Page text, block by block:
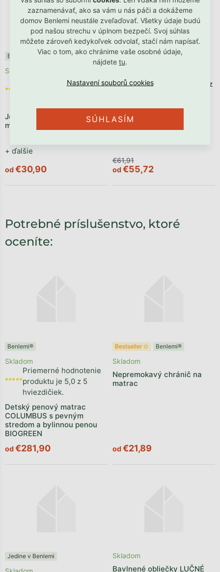
zaznamenávať, ako sa vám u nás páči a dokážeme
domov Benlemi neustále zveľaďovať. Všetky údaje budú
pod našou strechu v úplnom bezpečí. Svoj súhlas
môžete zároveň kedykoľvek odvolať, stačí nám napísať.
Viac o tom, ako chránime vaše osobné údaje,
nájdete tu.
SÚHLASÍM
Benlemi®
Jednolôžkové prestieradlo z
mikroplyšu
+ ďalšie
Priemerné hodnotenie
Skladom
od€30,90
Akcia Jedine v Benlemi
Jednolôžkové prestieradlo z
+ ďalšie
€61,91
od€55,72
Potrebné príslušenstvo, ktoré
oceníte:
Benlemi®
Detský penový matrac
COLUMBUS s pevným
stredom a bylinnou penou
BIOGREEN
Priemerné hodnotenie
produktu je 5,0 z 5
hviezdičiek.
Skladom
od€281,90
Bestseller ✩ Benlemi®
Nepremokavý chránič na
matrac
Skladom
od€21,89
Jedine v Benlemi
Bavlnené obliečky LUČNÉ
Skladom